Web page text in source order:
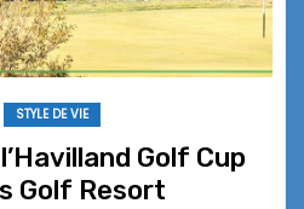
STYLE DE VIE
Golf Cup
Golf Resort